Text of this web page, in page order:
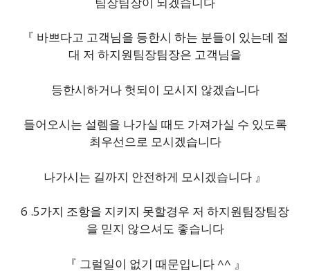
『 바쁘다고 고객님을 등한시 하는 분들이 있는데 절
대 저 하지원팀장팀장은 고객님을
등한시하거나 헛되이 모시지 않겠습니다
들어오시는 설렘을 나가실 때도 가져가실 수 있도록
최우선으로 모시겠습니다
나가시는 길까지 안전하게 모시겠습니다 』
6 .5가지 조항을 지키지 못할경우 저 하지원팀장팀장
을 믿지 않으셔도 좋습니다
『 그럴일이 없기 때문입니다 ^^ 』